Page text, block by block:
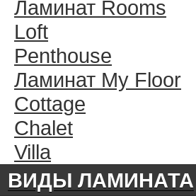
Ламинат Rooms
Loft
Penthouse
Ламинат My Floor
Cottage
Chalet
Villa
ВИДЫ ЛАМИНАТА